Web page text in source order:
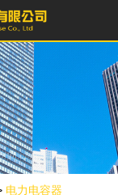
电力电容器